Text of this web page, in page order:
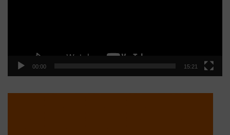
00:00 15:21